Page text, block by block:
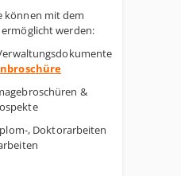
können mit dem
werden:
&
, Doktorarbeiten